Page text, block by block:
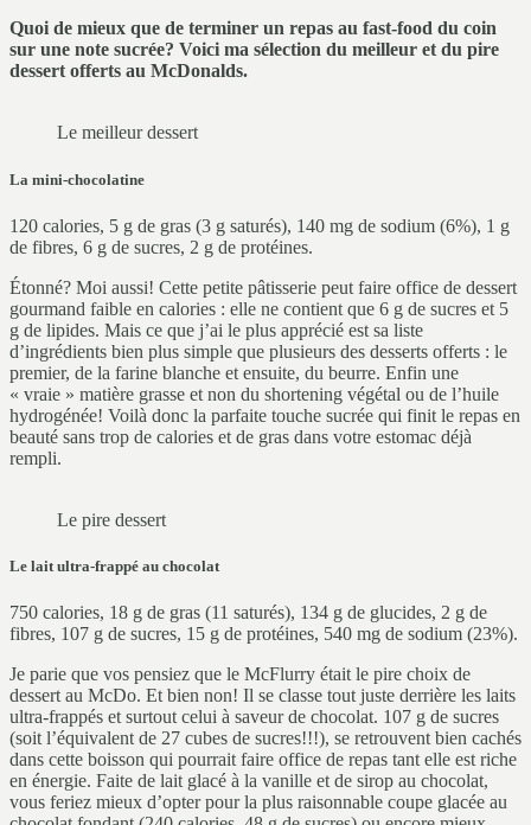
Quoi de mieux que de terminer un repas au fast-food du coin
sur une note sucrée? Voici ma sélection du meilleur et du pire
dessert offerts au McDonalds.
Le meilleur dessert
La mini-chocolatine
120 calories, 5 g de gras (3 g saturés), 140 mg de sodium (6%), 1 g
de fibres, 6 g de sucres, 2 g de protéines.
Étonné? Moi aussi! Cette petite pâtisserie peut faire office de dessert
gourmand faible en calories : elle ne contient que 6 g de sucres et 5
g de lipides. Mais ce que j’ai le plus apprécié est sa liste
d’ingrédients bien plus simple que plusieurs des desserts offerts : le
premier, de la farine blanche et ensuite, du beurre. Enfin une
« vraie » matière grasse et non du shortening végétal ou de l’huile
hydrogénée! Voilà donc la parfaite touche sucrée qui finit le repas en
beauté sans trop de calories et de gras dans votre estomac déjà
rempli.
Le pire dessert
Le lait ultra-frappé au chocolat
750 calories, 18 g de gras (11 saturés), 134 g de glucides, 2 g de
fibres, 107 g de sucres, 15 g de protéines, 540 mg de sodium (23%).
Je parie que vos pensiez que le McFlurry était le pire choix de
dessert au McDo. Et bien non! Il se classe tout juste derrière les laits
ultra-frappés et surtout celui à saveur de chocolat. 107 g de sucres
(soit l’équivalent de 27 cubes de sucres!!!), se retrouvent bien cachés
dans cette boisson qui pourrait faire office de repas tant elle est riche
en énergie. Faite de lait glacé à la vanille et de sirop au chocolat,
vous feriez mieux d’opter pour la plus raisonnable coupe glacée au